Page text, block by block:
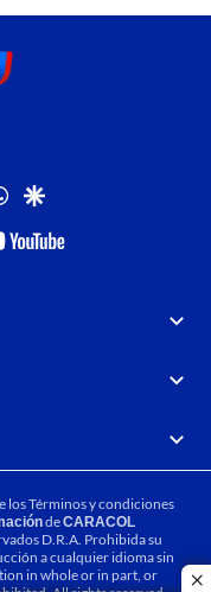
whatsapp
google
youtube-
losTérminos y condiciones
deCARACOL
D.R.A. Prohibida su
a cualquier idioma sin
in whole or in part, or